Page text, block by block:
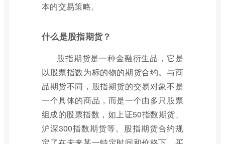
本的交易策略。
什么是股指期货？
股指期货是一种金融衍生品，它是
以股票指数为标的物的期货合约。与商
品期货不同，股指期货的交易对象不是
一个具体的商品，而是一个由多只股票
组成的股票指数，如上证50指数期货、
沪深300指数期货等。股指期货合约规